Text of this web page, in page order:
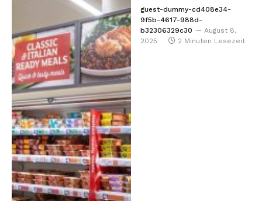
guest-dummy-cd408e34-
9f5b-4617-988d-
b32306329c30
August 8,
2025
2 Minuten Lesezeit